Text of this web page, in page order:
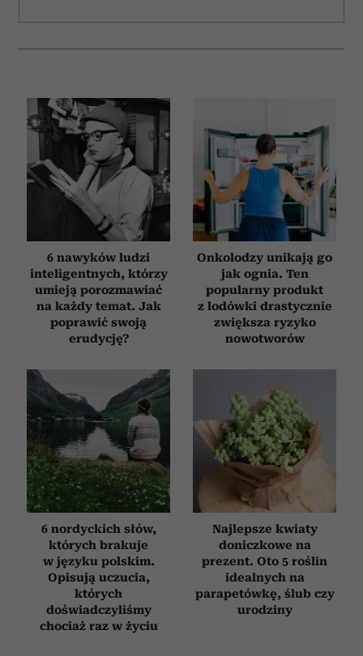
6 nawyków ludzi
inteligentnych, którzy
umieją porozmawiać
na każdy temat. Jak
poprawić swoją
erudycję?
Onkolodzy unikają go
jak ognia. Ten
popularny produkt
z lodówki drastycznie
zwiększa ryzyko
nowotworów
6 nordyckich słów,
których brakuje
w języku polskim.
Opisują uczucia,
których
doświadczyliśmy
chociaż raz w życiu
Najlepsze kwiaty
doniczkowe na
prezent. Oto 5 roślin
idealnych na
parapetówkę, ślub czy
urodziny